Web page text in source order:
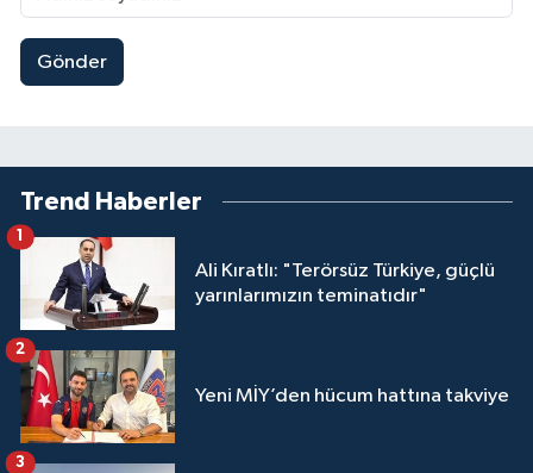
Gönder
Trend Haberler
Ali Kıratlı: "Terörsüz Türkiye, güçlü
yarınlarımızın teminatıdır"
1
Yeni MİY’den hücum hattına takviye
2
3